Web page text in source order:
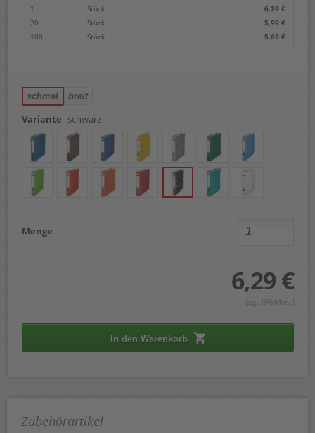
1
Stück
6,29 €
20
Stück
5,99 €
100
Stück 5,69 €
schmal breit
Variante schwarz
Menge
6,29 €
(zzgl. 19% Mwst.)
In den Warenkorb
Zubehörartikel